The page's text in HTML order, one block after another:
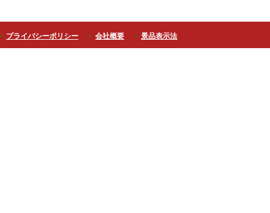
プライバシーポリシー 会社概要 景品表示法